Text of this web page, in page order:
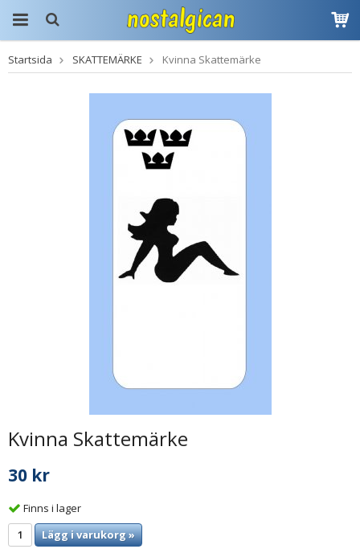
Produkten har blivit
tillagd i varukorgen
Startsida SKATTEMÄRKE Kvinna Skattemärke
Kvinna Skattemärke
30 kr
Finns i lager
Lägg i varukorg »